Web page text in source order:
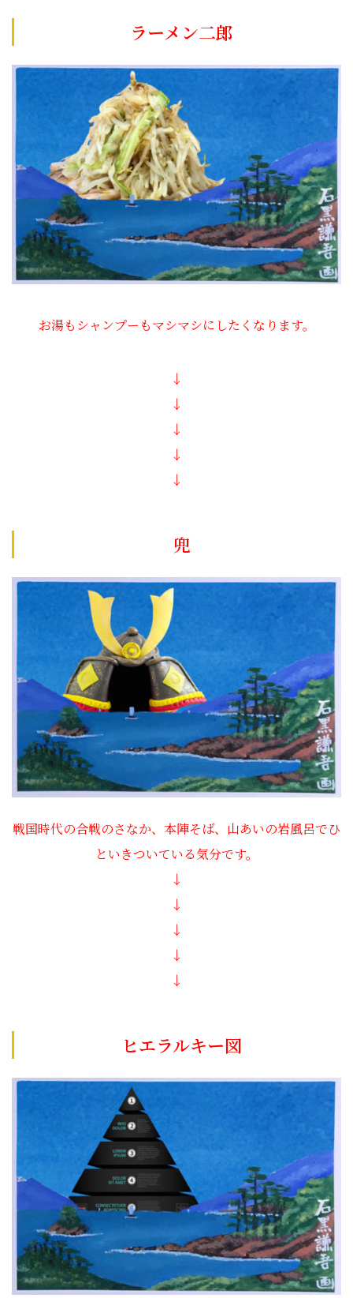
ラーメン二郎
お湯もシャンプーもマシマシにしたくなります。
↓
↓
↓
↓
↓
兜
戦国時代の合戦のさなか、本陣そば、山あいの岩風呂でひ
といきついている気分です。
↓
↓
↓
↓
↓
ヒエラルキー図